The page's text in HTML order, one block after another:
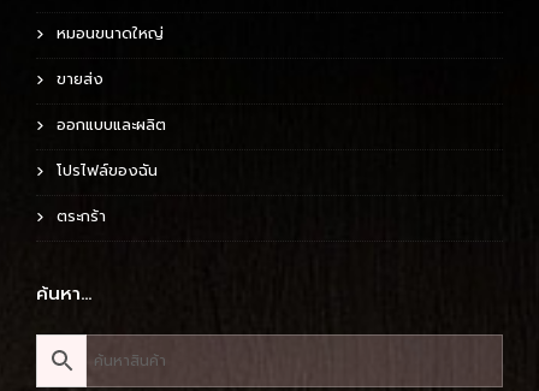
หมอนขนาดใหญ่
ขายส่ง
ออกแบบและผลิต
โปรไฟล์ของฉัน
ตระกร้า
ค้นหา…